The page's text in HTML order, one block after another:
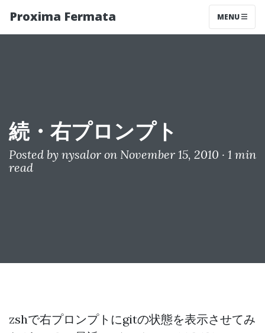
Proxima Fermata MENU
続・右プロンプト
Posted by nysalor on November 15, 2010 · 1 min
read
zshで右プロンプトにgitの状態を表示させてみ